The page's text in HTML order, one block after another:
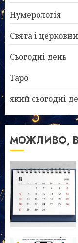
Нумерологія
Свята і
Сьогодні день
Таро
який сьогодні
МОЖЛИВО,